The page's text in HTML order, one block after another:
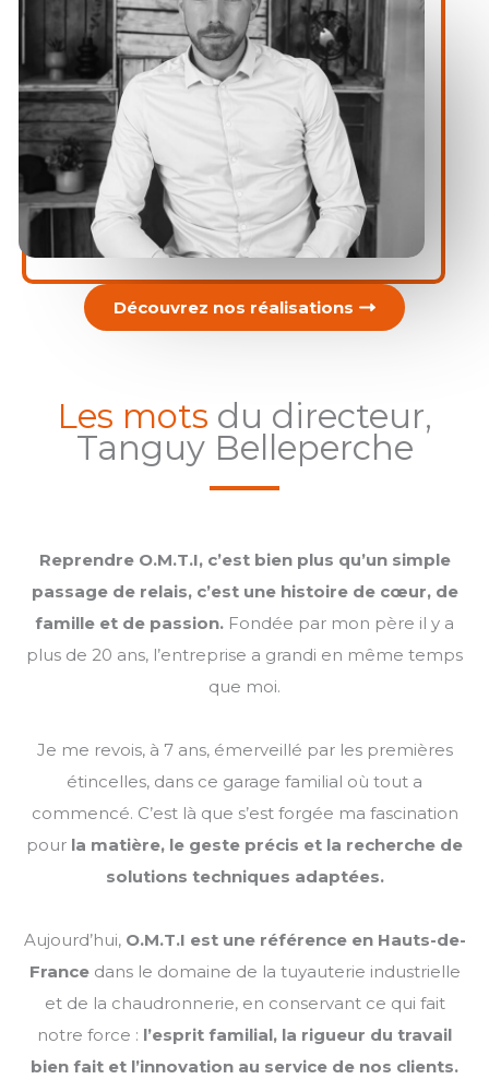
Découvrez nos réalisations
Les mots du directeur,
Tanguy Belleperche
Reprendre O.M.T.I, c’est bien plus qu’un simple
passage de relais, c’est une histoire de cœur, de
famille et de passion. Fondée par mon père il y a
plus de 20 ans, l’entreprise a grandi en même temps
que moi.
Je me revois, à 7 ans, émerveillé par les premières
étincelles, dans ce garage familial où tout a
commencé. C’est là que s’est forgée ma fascination
pour la matière, le geste précis et la recherche de
solutions techniques adaptées.
Aujourd’hui, O.M.T.I est une référence en Hauts-de-
Francedans le domaine de la tuyauterie industrielle
et de la chaudronnerie, en conservant ce qui fait
notre force : l’esprit familial, la rigueur du travail
bien fait et l’innovation au service de nos clients.